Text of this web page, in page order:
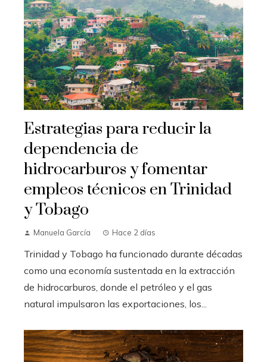
Estrategias para reducir la
dependencia de
hidrocarburos y fomentar
empleos técnicos en Trinidad
y Tobago
Manuela García Hace 2 días
Trinidad y Tobago ha funcionado durante décadas
como una economía sustentada en la extracción
de hidrocarburos, donde el petróleo y el gas
natural impulsaron las exportaciones, los...